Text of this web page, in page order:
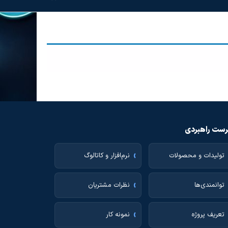
راهبردی
تولیدات و محصولات نرم‌افزار و کاتالوگ
توانمندی‌ها نظرات مشتریان
تعریف پروژه نمونه کار